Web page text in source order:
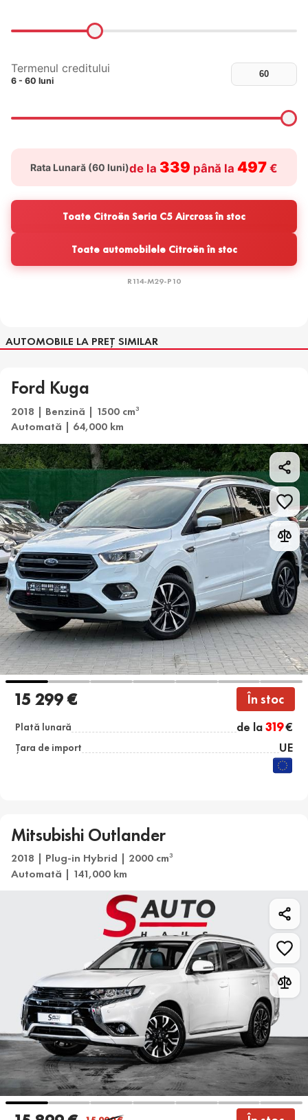
Termenul creditului
6 - 60 luni
Rata Lunară (60 luni)de la 339 până la 497 €
Toate Citroën Seria C5 Aircross în stoc
Toate automobilele Citroën în stoc
R114-M29-P10
AUTOMOBILE LA PREȚ SIMILAR
Ford Kuga
2018 | Benzină | 1500 cm3
Automată | 64,000 km
15 299 € În stoc
Plată lunară de la319€
Țara de import UE
Mitsubishi Outlander
2018 | Plug-in Hybrid | 2000 cm3
Automată | 141,000 km